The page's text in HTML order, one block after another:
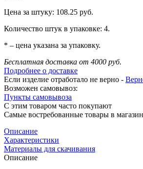
Цена за штуку: 108.25 руб.
Количество штук в упаковке: 4.
* – цена указана за упаковку.
Бесплатная доставка от 4000 руб.
Подробнее о доставке
Если изделие отработало не верно -
Возможен самовывоз:
Пункты самовывоза
С этим товаром часто покупают
Самые востребованные товары в
Описание
Характеристики
Материалы для скачивания
Описание